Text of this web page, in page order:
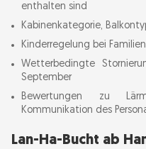
enthalten sind
Kabinenkategorie,
Kinderregelung bei
Wetterbedingte
September
Bewertungen zu
Kommunikation des
Lan-Ha-Bucht ab